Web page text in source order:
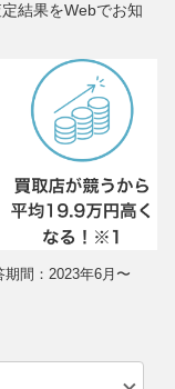
結果をWebでお知
間：2023年6月〜